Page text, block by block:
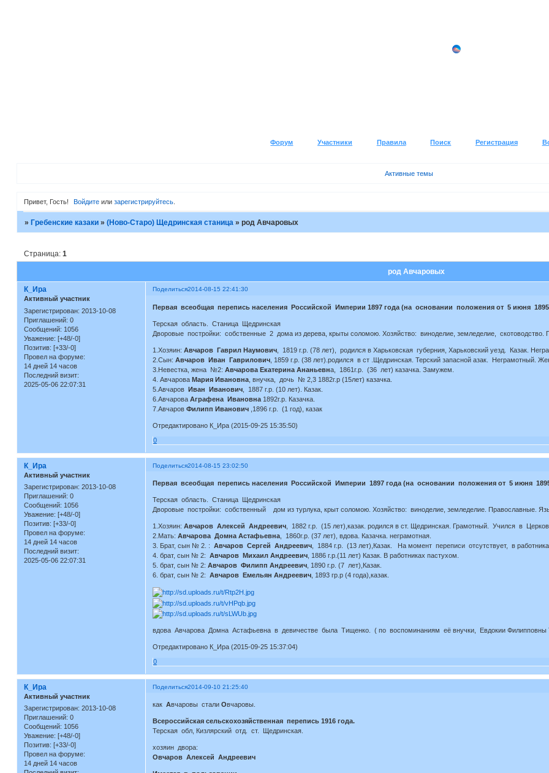
Форум Участники Правила Поиск Регистрация
Активные темы
Привет, Гость! Войдите илизарегистрируйтесь
» Гребенские казаки » (Ново-Старо) Щедринская станица » род Авчаровых
род Авчаровых
Страница: 1
Поделиться2014-08-15 22:41:30
К_Ира
Активный участник
Зарегистрирован: 2013-10-08
Приглашений: 0
Сообщений: 1056
Уважение: [+48/-0]
Позитив: [+33/-0]
Провел на форуме:
14 дней 14 часов
Последний визит:
2025-05-06 22:07:31
Первая всеобщая перепись населения Российской Империи 1897 года (на основании положения от 5 июня 1895
Терская область. Станица Щедринская
Дворовые постройки: собственные 2 дома из дерева, крыты соломою. Хозяйство: виноделие, земледелие,
1.Хозяин: Авчаров Гаврил Наумович, 1819 г.р. (78 лет), родился в Харьковская губерния, Харьковский уезд. Казак.
2.Сын: Авчаров Иван Гаврилович, 1859 г.р. (38 лет).родился в ст .Щедринская. Терский запасной азак. Неграмотный.
3.Невестка, жена №2: Авчарова Екатерина Ананьевна, 1861г.р. (36 лет) казачка. Замужем.
4. Авчарова Мария Ивановна, внучка, дочь № 2,3 1882г.р (15лет) казачка.
5.Авчаров Иван Иванович, 1887 г.р. (10 лет). Казак.
6.Авчарова Аграфена Ивановна1892г.р. Казачка.
7.Авчаров Филипп Иванович,1896 г.р. (1 год), казак
Отредактировано К_Ира (2015-09-25 15:35:50)
0
Поделиться2014-08-15 23:02:50
К_Ира
Активный участник
Зарегистрирован: 2013-10-08
Приглашений: 0
Сообщений: 1056
Уважение: [+48/-0]
Позитив: [+33/-0]
Провел на форуме:
14 дней 14 часов
Последний визит:
2025-05-06 22:07:31
Первая всеобщая перепись населения Российской Империи 1897 года (на основании положения от 5 июня
Терская область. Станица Щедринская
Дворовые постройки: собственный дом из турлука, крыт соломою. Хозяйство: виноделие, земледелие. Православные.
1.Хозяин: Авчаров Алексей Андреевич, 1882 г.р. (15 лет),казак. родился в ст. Щедринская. Грамотный. Учился в
2.Мать: Авчарова Домна Астафьевна, 1860г.р. (37 лет), вдова. Казачка. неграмотная.
3. Брат, сын № 2. : Авчаров Сергей Андреевич, 1884 г.р. (13 лет),Казак. На момент переписи отсутствует, в
4. брат, сын № 2: Авчаров Михаил Андреевич, 1886 г.р.(11 лет) Казак. В работниках пастухом.
5. брат, сын № 2: Авчаров Филипп Андреевич, 1890 г.р. (7 лет),Казак.
6. брат, сын № 2: Авчаров Емельян Андреевич, 1893 гр.р (4 года),казак.
вдова Авчарова Домна Астафьевна в девичестве была Тищенко. ( по воспоминаниям её внучки, Евдокии Филипповны
Отредактировано К_Ира (2015-09-25 15:37:04)
0
Поделиться2014-09-10 21:25:40
К_Ира
Активный участник
Зарегистрирован: 2013-10-08
Приглашений: 0
Сообщений: 1056
Уважение: [+48/-0]
Позитив: [+33/-0]
Провел на форуме:
14 дней 14 часов
как Авчаровы стали Овчаровы.
Всероссийская сельскохозяйственная перепись 1916 года.
Терская обл, Кизлярский отд. ст. Щедринская.
хозяин двора:
Овчаров Алексей Андреевич